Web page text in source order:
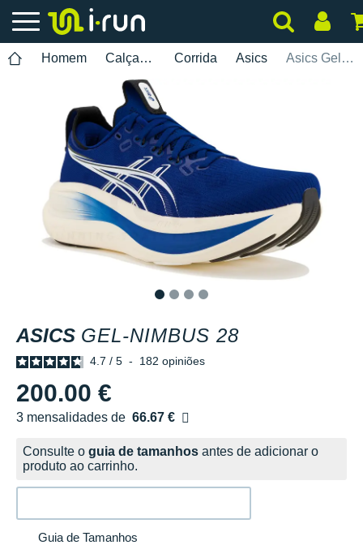
Homem Calçados Corrida Asics Asics Gel-Nimbus 28
ASICS GEL-NIMBUS 28
4.7 / 5 - 182 opiniões
200.00 €
3 mensalidades de 66.67 €
sem custos
Consulte o guia de tamanhos antes de adicionar o
produto ao carrinho.
Guia de Tamanhos